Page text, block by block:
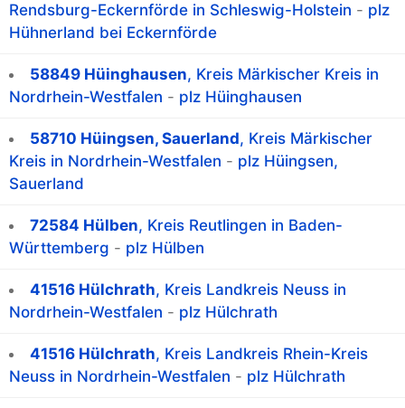
Rendsburg-Eckernförde in Schleswig-Holstein - plz
Hühnerland bei Eckernförde
58849 Hüinghausen, Kreis Märkischer Kreis in
Nordrhein-Westfalen - plz Hüinghausen
58710 Hüingsen, Sauerland, Kreis Märkischer
Kreis in Nordrhein-Westfalen - plz Hüingsen,
Sauerland
72584 Hülben, Kreis Reutlingen in Baden-
Württemberg - plz Hülben
41516 Hülchrath, Kreis Landkreis Neuss in
Nordrhein-Westfalen - plz Hülchrath
41516 Hülchrath, Kreis Landkreis Rhein-Kreis
Neuss in Nordrhein-Westfalen - plz Hülchrath